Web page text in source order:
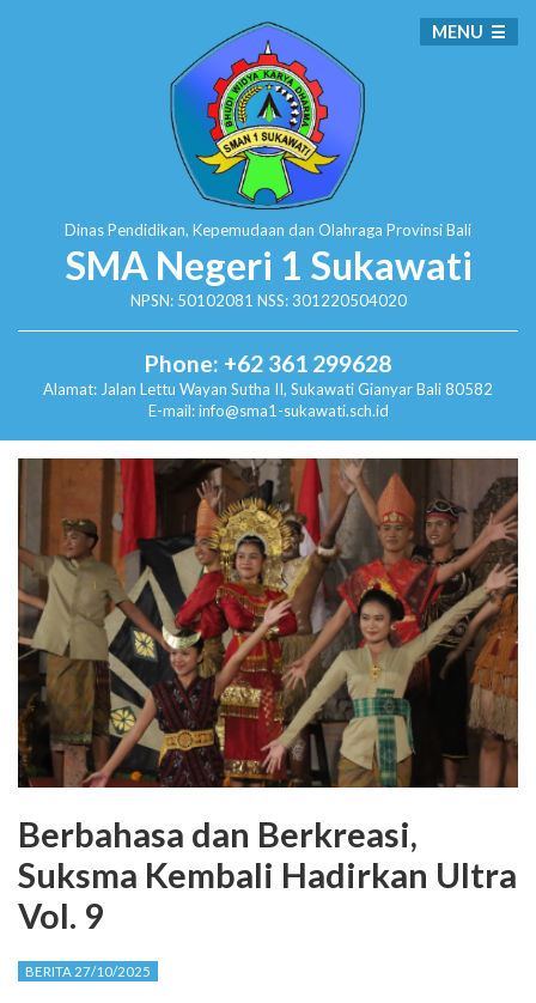
Dinas Pendidikan, Kepemudaan dan Olahraga Provinsi Bali
SMA Negeri 1 Sukawati
NPSN: 50102081 NSS: 301220504020
Phone: +62 361 299628
Alamat: Jalan Lettu Wayan Sutha II, SukawatiGianyar Bali 80582
E-mail: info@sma1-sukawati.sch.id
MENU
Berbahasa dan Berkreasi,
Suksma Kembali Hadirkan Ultra
Vol. 9
BERITA 27/10/2025